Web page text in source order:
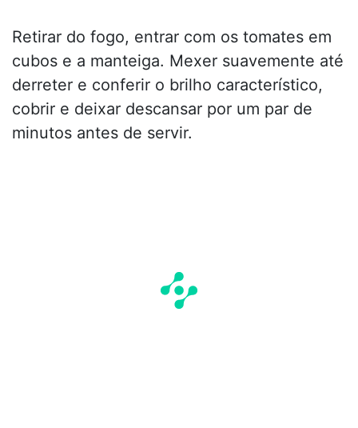
Retirar do fogo, entrar com os tomates em
cubos e a manteiga. Mexer suavemente até
derreter e conferir o brilho característico,
cobrir e deixar descansar por um par de
minutos antes de servir.